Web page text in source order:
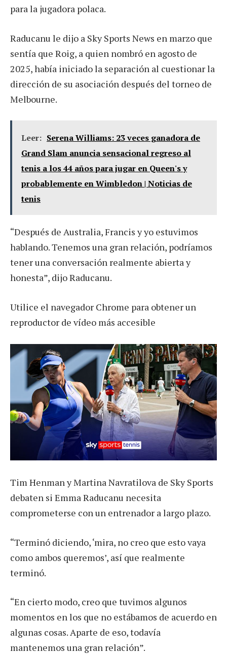
para la jugadora polaca.
Raducanu le dijo a Sky Sports News en marzo que
sentía que Roig, a quien nombró en agosto de
2025, había iniciado la separación al cuestionar la
dirección de su asociación después del torneo de
Melbourne.
Leer: Serena Williams: 23 veces ganadora de
Grand Slam anuncia sensacional regreso al
tenis a los 44 años para jugar en Queen's y
probablemente en Wimbledon | Noticias de
tenis
“Después de Australia, Francis y yo estuvimos
hablando. Tenemos una gran relación, podríamos
tener una conversación realmente abierta y
honesta”, dijo Raducanu.
Utilice el navegador Chrome para obtener un
reproductor de vídeo más accesible
Tim Henman y Martina Navratilova de Sky Sports
debaten si Emma Raducanu necesita
comprometerse con un entrenador a largo plazo.
“Terminó diciendo, ‘mira, no creo que esto vaya
como ambos queremos’, así que realmente
terminó.
“En cierto modo, creo que tuvimos algunos
momentos en los que no estábamos de acuerdo en
algunas cosas. Aparte de eso, todavía
mantenemos una gran relación”.